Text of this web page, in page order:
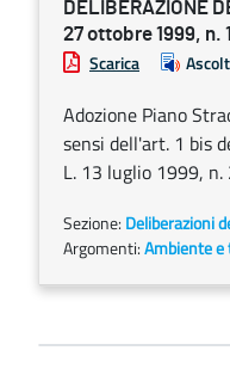
DELIBERAZIONE
27 ottobre 1999, n.
Scarica
Adozione Piano
sensi dell'art. 1 bis
L. 13 luglio 1999, n.
Sezione: Deliberazioni
Argomenti:Ambiente